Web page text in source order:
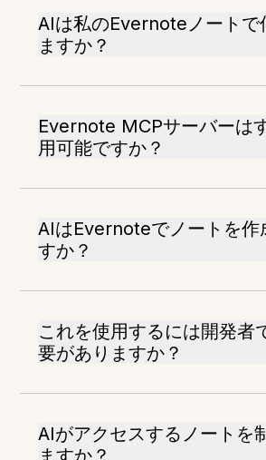
AIは私のEvernoteノートで
ますか？
Evernote MCPサーバーは
用可能ですか？
AIはEvernoteでノートを作
すか？
これを使用するには開発者
要がありますか？
AIがアクセスするノートを
ますか？